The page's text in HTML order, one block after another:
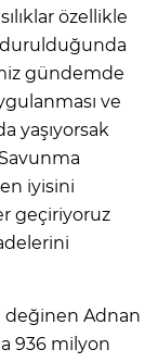
özellikle
gündemde
ve
yaşıyorsak
iyisini
geçiriyoruz
değinen Adnan
936 milyon